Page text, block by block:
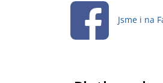
Jsme i na